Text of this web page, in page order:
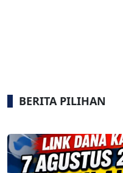
BERITA PILIHAN